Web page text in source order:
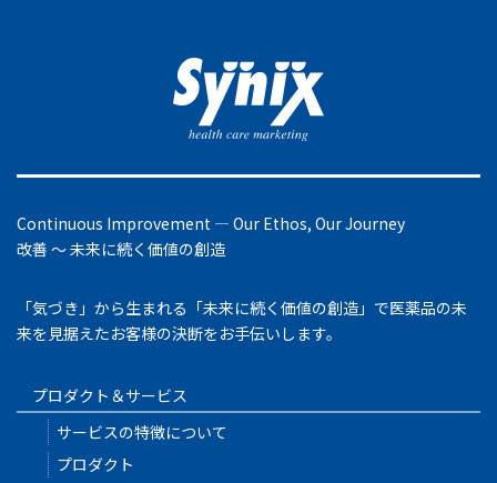
Continuous Improvement ― Our Ethos, Our Journey
改善 ～ 未来に続く価値の創造
「気づき」から生まれる「未来に続く価値の創造」で医薬品の未
来を見据えたお客様の決断をお手伝いします。
プロダクト＆サービス
サービスの特徴について
プロダクト